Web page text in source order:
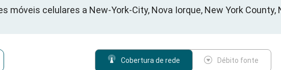
móveis celulares a New-York-City, Nova Iorque, New York County,
Cobertura de rede Débito fonte